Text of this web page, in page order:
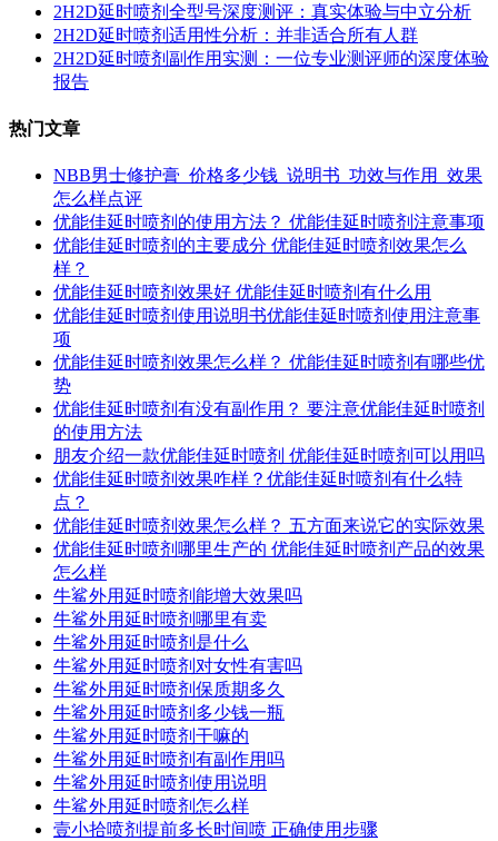
2H2D延时喷剂全型号深度测评：真实体验与中立分析
2H2D延时喷剂适用性分析：并非适合所有人群
2H2D延时喷剂副作用实测：一位专业测评师的深度体验
报告
热门文章
NBB男士修护膏_价格多少钱_说明书_功效与作用_效果
怎么样点评
优能佳延时喷剂的使用方法？ 优能佳延时喷剂注意事项
优能佳延时喷剂的主要成分 优能佳延时喷剂效果怎么
样？
优能佳延时喷剂效果好 优能佳延时喷剂有什么用
优能佳延时喷剂使用说明书优能佳延时喷剂使用注意事
项
优能佳延时喷剂效果怎么样？ 优能佳延时喷剂有哪些优
势
优能佳延时喷剂有没有副作用？ 要注意优能佳延时喷剂
的使用方法
朋友介绍一款优能佳延时喷剂 优能佳延时喷剂可以用吗
优能佳延时喷剂效果咋样？优能佳延时喷剂有什么特
点？
优能佳延时喷剂效果怎么样？ 五方面来说它的实际效果
优能佳延时喷剂哪里生产的 优能佳延时喷剂产品的效果
怎么样
牛鲨外用延时喷剂能增大效果吗
牛鲨外用延时喷剂哪里有卖
牛鲨外用延时喷剂是什么
牛鲨外用延时喷剂对女性有害吗
牛鲨外用延时喷剂保质期多久
牛鲨外用延时喷剂多少钱一瓶
牛鲨外用延时喷剂干嘛的
牛鲨外用延时喷剂有副作用吗
牛鲨外用延时喷剂使用说明
牛鲨外用延时喷剂怎么样
壹小拾喷剂提前多长时间喷 正确使用步骤